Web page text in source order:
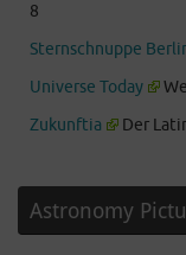
8
Sternschnuppe
Universe Today
Zukunftia
Der
Astronomy